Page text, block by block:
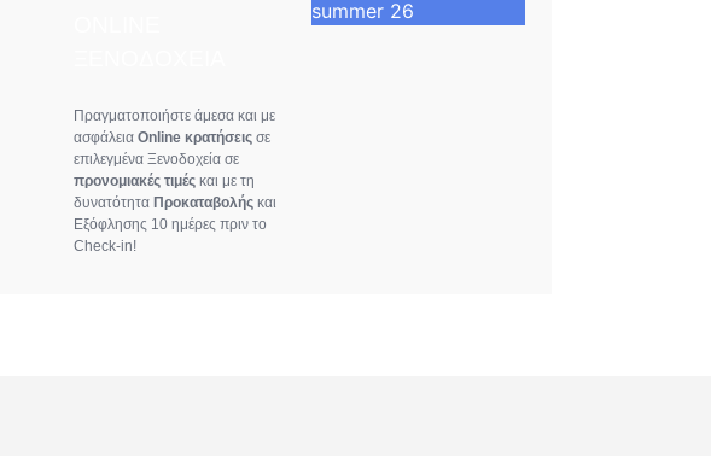
Πραγματοποιήστε άμεσα και με
ασφάλειαOnline κρατήσεις σε
επιλεγμένα Ξενοδοχεία σε
προνομιακές τιμές και με τη
δυνατότηταΠροκαταβολής και
Εξόφλησης 10 ημέρες πριν το
Check-in!
summer 26